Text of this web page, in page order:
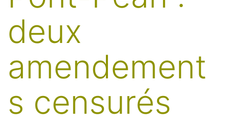
deux
amendement
s censurés